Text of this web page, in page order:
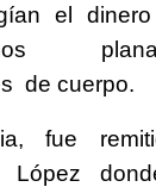
el
unos
de cuerpo.
fue
López